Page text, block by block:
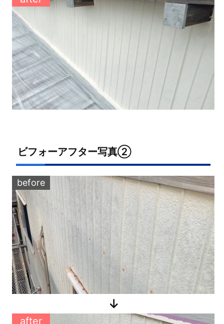
ビフォーアフター写真②
before
after